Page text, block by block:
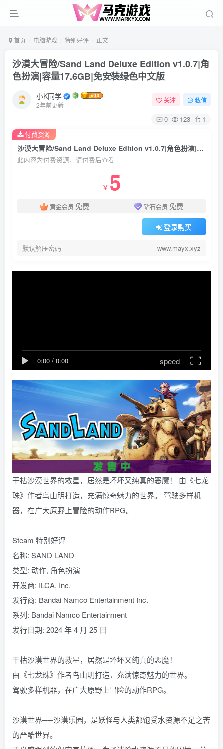
首页 电脑游戏 特别好评 正文
沙漠大冒险/Sand Land Deluxe Edition v1.0.7|角
色扮演|容量17.6GB|免安装绿色中文版
小K同学
2年前更新
关注 私信
0 123 1
沙漠大冒险/Sand Land Deluxe Edition v1.0.7|角色扮演|容量17.6GB|免安装绿色中文版
此内容为付费资源，请付费后查看
￥ 5
黄金会员 免费 钻石会员 免费
登录购买
默认解压密码 www.mayx.xyz
付费资源
0:00 / 0:00 speed
干枯沙漠世界的救星，居然是坏坏又纯真的恶魔！ 由《七龙
珠》作者鸟山明打造，充满惊奇魅力的世界。 驾驶多样机
器，在广大原野上冒险的动作RPG。
Steam 特别好评
名称: SAND LAND
类型: 动作, 角色扮演
开发商: ILCA, Inc.
发行商: Bandai Namco Entertainment Inc.
系列: Bandai Namco Entertainment
发行日期: 2024 年 4 月 25 日
干枯沙漠世界的救星，居然是坏坏又纯真的恶魔！
由《七龙珠》作者鸟山明打造，充满惊奇魅力的世界。
驾驶多样机器，在广大原野上冒险的动作RPG。
沙漠世界──沙漠乐园，是妖怪与人类都饱受水资源不足之苦
的严酷世界。